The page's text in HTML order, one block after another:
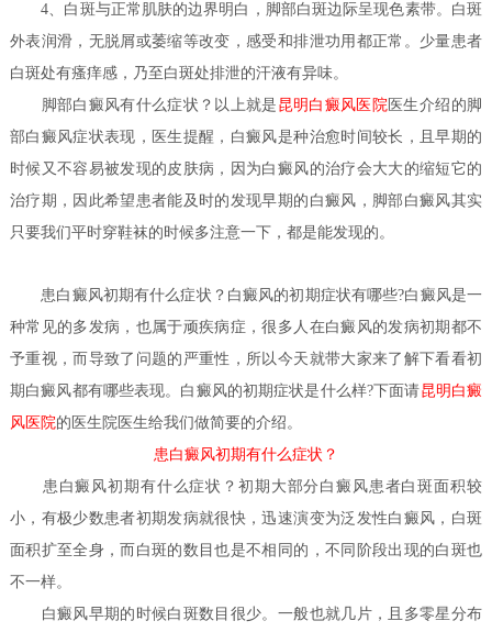
4、白斑与正常肌肤的边界明白，脚部白斑边际呈现色素带。白斑
外表润滑，无脱屑或萎缩等改变，感受和排泄功用都正常。少量患者
白斑处有瘙痒感，乃至白斑处排泄的汗液有异味。
脚部白癜风有什么症状？ 以上就是 昆明白癜风医院医生​介绍的脚
部白癜风症状表现，医生提醒，白癜风是种治愈时间较长，且早期的
时候又不容易被发现的皮肤病，因为白癜风的治疗会大大的缩短它的
治疗期，因此希望患者能及时的发现早期的白癜风，脚部白癜风其实
只要我们平时穿鞋袜的时候多注意一下，都是能发现的。
患白癜风初期有什么症状？ 白癜风的初期症状有哪些?白癜风是一
种常见的多发病，也属于顽疾病症，很多人在白癜风的发病初期都不
予重视，而导致了问题的严重性，所以今天就带大家来了解下看看初
期白癜风都有哪些表现。白癜风的初期症状是什么样?下面请昆明白癜
风医院的医生 院医生给我们做简要的介绍。
患白癜风初期有什么症状？
患白癜风初期有什么症状？ 初期大部分白癜风患者白斑面积较
小，有极少数患者初期发病就很快，迅速演变为泛发性白癜风，白斑
面积扩至全身，而白斑的数目也是不相同的，不同阶段出现的白斑也
不一样。
白癜风早期的时候白斑数目很少。一般也就几片，且多零星分布